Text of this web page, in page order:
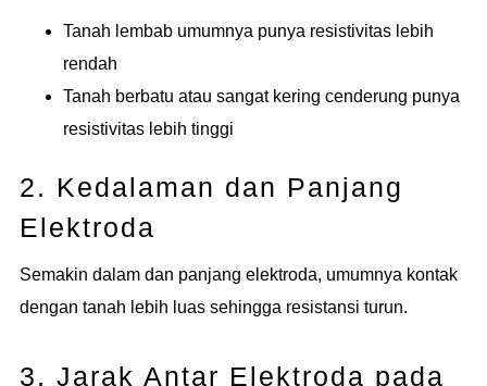
Tanah lembab umumnya punya resistivitas lebih
rendah
Tanah berbatu atau sangat kering cenderung punya
resistivitas lebih tinggi
2. Kedalaman dan Panjang
Elektroda
Semakin dalam dan panjang elektroda, umumnya kontak
dengan tanah lebih luas sehingga resistansi turun.
3. Jarak Antar Elektroda pada